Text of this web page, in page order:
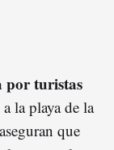
por turistas
la playa de la
que